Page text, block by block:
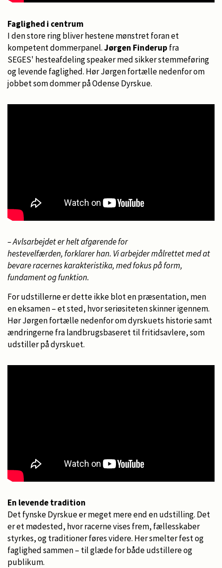
Faglighed i centrum
I den store ring bliver hestene mønstret foran et
kompetent dommerpanel.Jørgen Finderup fra
SEGES' hesteafdeling speaker med sikker stemmeføring
og levende faglighed. Hør Jørgen fortælle nedenfor om
jobbet som dommer på Odense Dyrskue.
– Avlsarbejdet er helt afgørende for
hestevelfærden, forklarer han. Vi arbejder målrettet med at
bevare racernes karakteristika, med fokus på form,
fundament og funktion.
For udstillerne er dette ikke blot en præsentation, men
en eksamen – et sted, hvor seriøsiteten skinner igennem.
Hør Jørgen fortælle nedenfor om dyrskuets historie samt
ændringerne fra landbrugsbaseret til fritidsavlere, som
udstiller på dyrskuet.
En levende tradition
Det fynske Dyrskue er meget mere end en udstilling. Det
er et mødested, hvor racerne vises frem, fællesskaber
styrkes, og traditioner føres videre. Her smelter fest og
faglighed sammen – til glæde for både udstillere og
publikum.